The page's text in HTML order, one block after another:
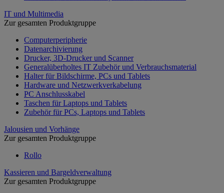
IT und Multimedia
Zur gesamten Produktgruppe
Computerperipherie
Datenarchivierung
Drucker, 3D-Drucker und Scanner
Generalüberholtes IT Zubehör und Verbrauchsmaterial
Halter für Bildschirme, PCs und Tablets
Hardware und Netzwerkverkabelung
PC Anschlusskabel
Taschen für Laptops und Tablets
Zubehör für PCs, Laptops und Tablets
Jalousien und Vorhänge
Zur gesamten Produktgruppe
Rollo
Kassieren und Bargeldverwaltung
Zur gesamten Produktgruppe